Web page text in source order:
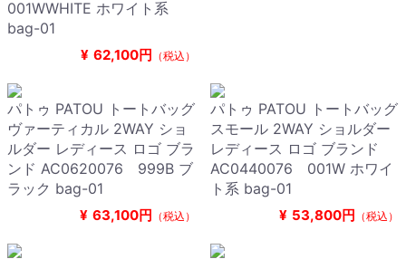
001WWHITE ホワイト系
bag-01
¥ 62,100円 （税込）
パトゥ PATOU トートバッグ
ヴァーティカル 2WAY ショ
ルダー レディース ロゴ ブラ
ンド AC0620076 999B ブ
ラック bag-01
¥ 63,100円 （税込）
パトゥ PATOU トートバッグ
スモール 2WAY ショルダー
レディース ロゴ ブランド
AC0440076 001W ホワイ
ト系 bag-01
¥ 53,800円 （税込）